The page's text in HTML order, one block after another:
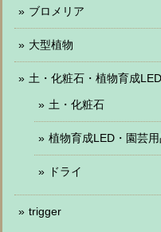
ブロメリア
大型植物
土・化粧石・植物育成
土・化粧石
植物育成LED・園芸用
ドライ
trigger